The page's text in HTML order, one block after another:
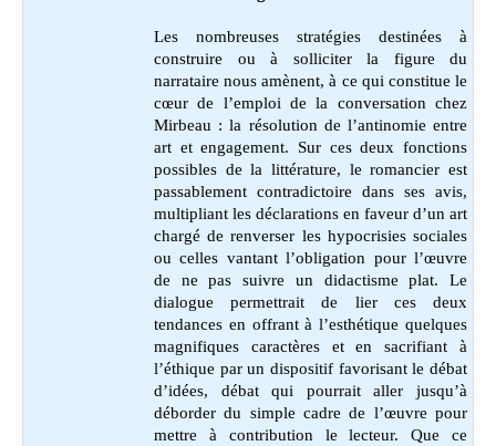
Les nombreuses stratégies destinées à
construire ou à solliciter la figure du
narrataire nous amènent, à ce qui constitue le
cœur de l’emploi de la conversation chez
Mirbeau : la résolution de l’antinomie entre
art et engagement. Sur ces deux fonctions
possibles de la littérature, le romancier est
passablement contradictoire dans ses avis,
multipliant les déclarations en faveur d’un art
chargé de renverser les hypocrisies sociales
ou celles vantant l’obligation pour l’œuvre
de ne pas suivre un didactisme plat. Le
dialogue permettrait de lier ces deux
tendances en offrant à l’esthétique quelques
magnifiques caractères et en sacrifiant à
l’éthique par un dispositif favorisant le débat
d’idées, débat qui pourrait aller jusqu’à
déborder du simple cadre de l’œuvre pour
mettre à contribution le lecteur. Que ce